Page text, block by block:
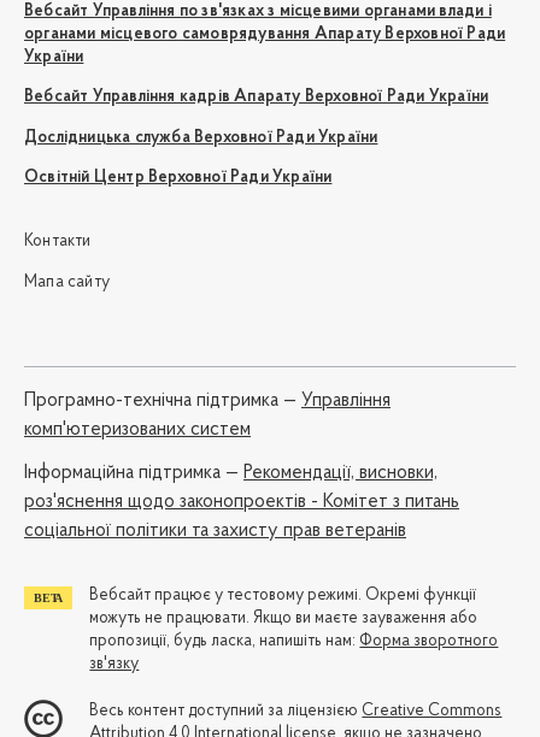
Вебсайт Управління по зв'язках з місцевими органами влади і
органами місцевого самоврядування Апарату Верховної Ради
України
Вебсайт Управління кадрів Апарату Верховної Ради України
Дослідницька служба Верховної Ради України
Освітній Центр Верховної Ради України
Контакти
Мапа сайту
Програмно-технічна підтримка — Управління
комп'ютеризованих систем
Iнформаційна підтримка — Рекомендації, висновки,
роз'яснення щодо законопроектів - Комітет з питань
соціальної політики та захисту прав ветеранів
Вебсайт працює у тестовому режимі. Окремі функції
можуть не працювати. Якщо ви маєте зауваження або
пропозиції, будь ласка, напишіть нам: Форма зворотного
зв'язку
Весь контент доступний за ліцензією Creative Commons